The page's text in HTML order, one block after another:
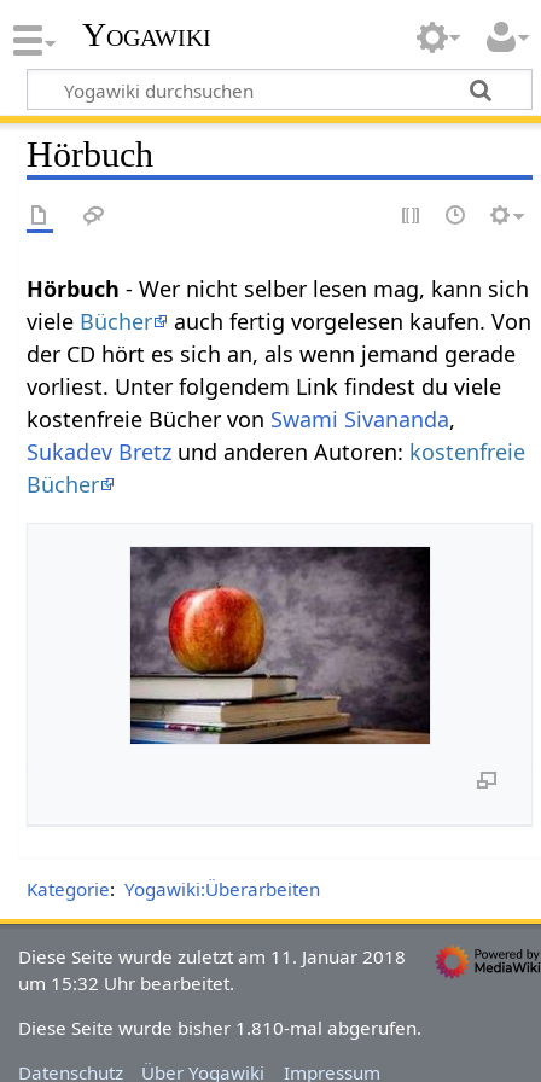
Yogawiki
Hörbuch
Hörbuch - Wer nicht selber lesen mag, kann sich
viele Bücher
auch fertig vorgelesen kaufen. Von
der CD hört es sich an, als wenn jemand gerade
vorliest. Unter folgendem Link findest du viele
kostenfreie Bücher von Swami Sivananda,
Sukadev Bretz und anderen Autoren: kostenfreie
Bücher
Kategorie: Yogawiki:Überarbeiten
Diese Seite wurde zuletzt am 11. Januar 2018
um 15:32 Uhr bearbeitet.
Diese Seite wurde bisher 1.810-mal abgerufen.
Datenschutz
Über Yogawiki Impressum